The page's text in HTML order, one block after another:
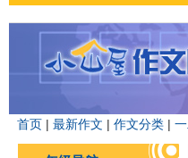
首页 | 最新作文 | 作文分类 | 一